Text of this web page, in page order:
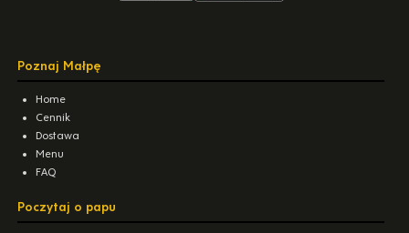
Poznaj Małpę
Home
Cennik
Dostawa
Menu
FAQ
Poczytaj o papu